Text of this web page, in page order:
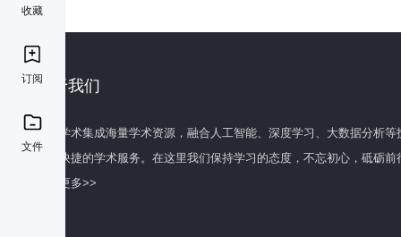
收藏
订阅
文件
关于我们
百度学术集成海量学术资源，融合人工智能、深度学习、大数据分析
全面快捷的学术服务。在这里我们保持学习的态度，不忘初心，砥砺前
了解更多>>